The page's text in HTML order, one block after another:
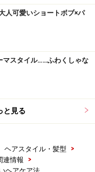
人可愛いショートボブ×パ
マスタイル……ふわくしゃな
と見る
ヘアスタイル・髪型
>
連情報
>
ヘアケア法